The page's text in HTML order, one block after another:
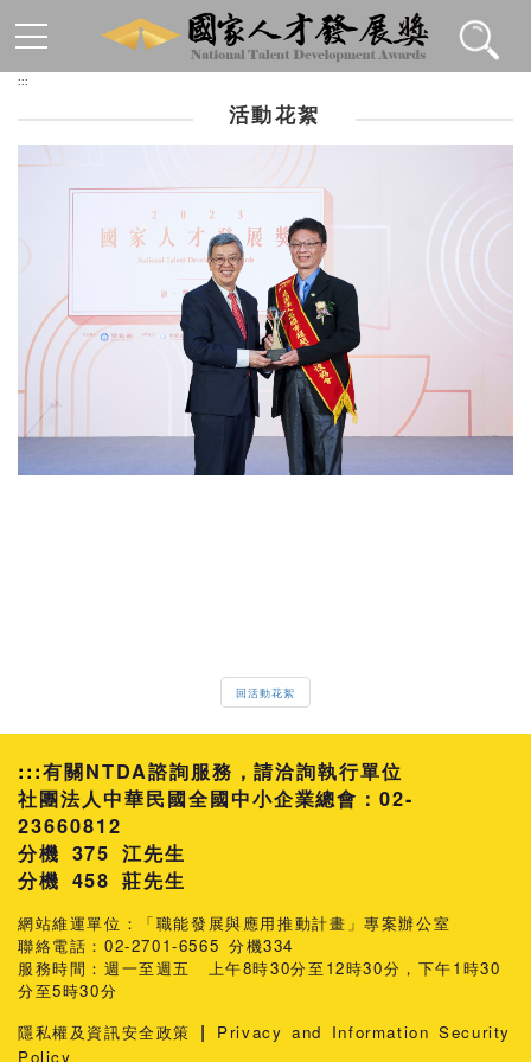
:::
活動花絮
回活動花絮
:::有關NTDA諮詢服務，請洽詢執行單位
社團法人中華民國全國中小企業總會：02-
23660812
分機 375 江先生
458 莊先生
網站維運單位：「職能發展與應用推動計畫」專案辦公室
聯絡電話：02-2701-6565 分機334
服務時間：週一至週五 上午8時30分至12時30分，下午1時30
分至5時30分
隱私權及資訊安全政策 |
Privacy and Information Security
Policy